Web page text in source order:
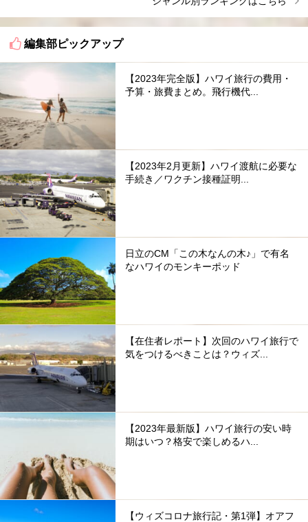
編集部ピックアップ
【2023年完全版】ハワイ旅行の費用・
予算・旅費まとめ。飛行機代...
【2023年2月更新】ハワイ渡航に必要な
手続き／ワクチン接種証明...
日立のCM「この木なんの木♪」で有名
なハワイのモンキーポッド
【在住者レポート】次回のハワイ旅行で
気をつけるべきことは？ウィズ...
【2023年最新版】ハワイ旅行の安い時
期はいつ？格安で楽しめるハ...
【ウィズコロナ旅行記・第1弾】オアフ